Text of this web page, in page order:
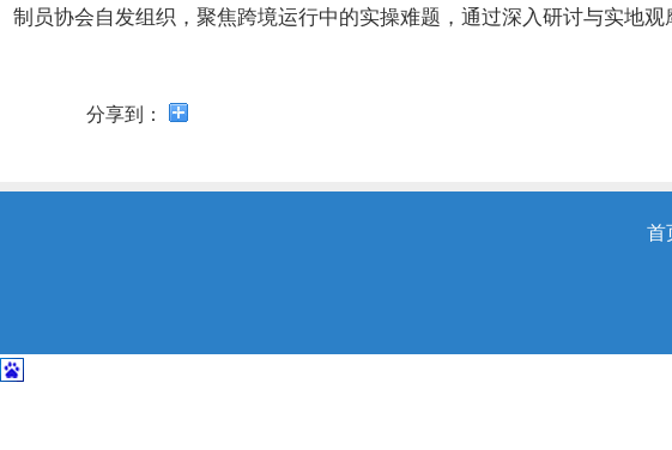
制员协会自发组织 ，聚焦跨境运行中的实操难题 ，通过深入研讨与实地
分享到：
首
式